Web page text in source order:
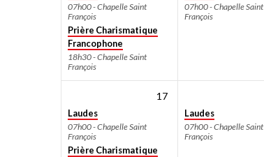
07h00 - Chapelle Saint
François
Prière Charismatique
Francophone
18h30 - Chapelle Saint
François
07h00 - Chapelle Saint
François
17
Laudes
07h00 - Chapelle Saint
François
Prière Charismatique
Laudes
07h00 - Chapelle Saint
François